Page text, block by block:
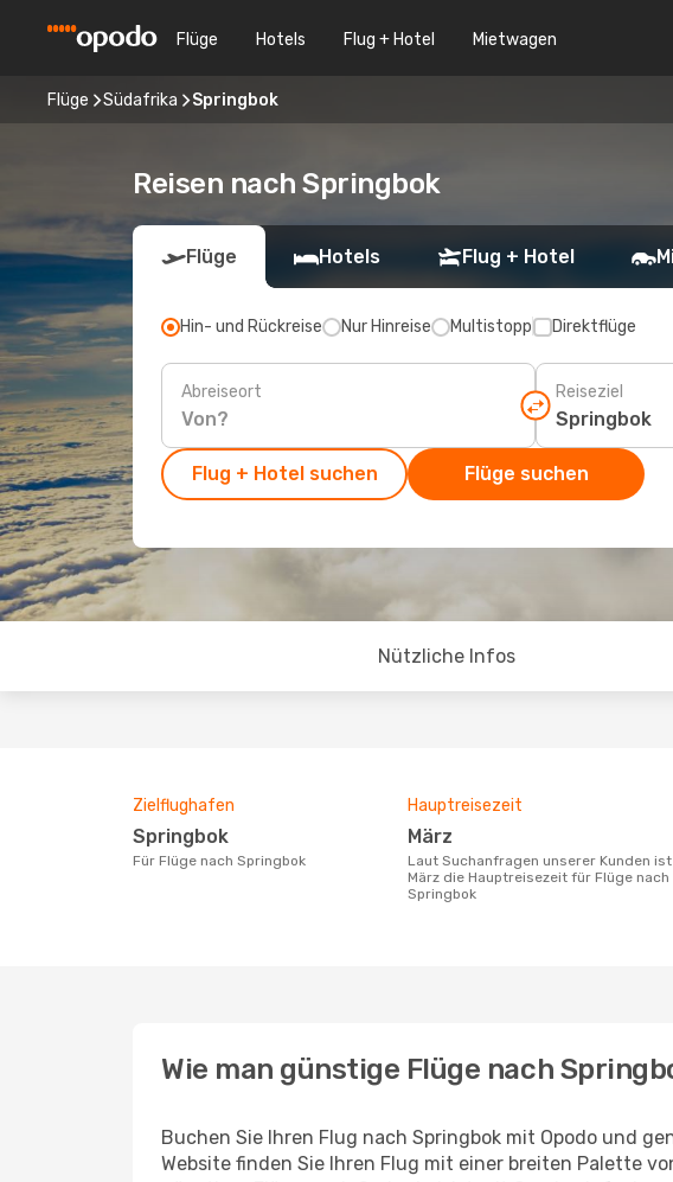
Flüge Hotels Flug + Hotel Mietwagen
Flüge Südafrika Springbok
Reisen nach Springbok
Flüge Hotels Flug + Hotel
Hin- und Rückreise Nur Hinreise Multistopp Direktflüge
Abreiseort Reiseziel
Flug + Hotel suchen Flüge suchen
Nützliche Infos
Zielflughafen
Springbok
Für Flüge nach Springbok
Hauptreisezeit
März
Laut Suchanfragen unserer Kunden ist
März die Hauptreisezeit für Flüge nach
Springbok
Wie man günstige Flüge nach
Buchen Sie Ihren Flug nach Springbok mit Opodo und
Website finden Sie Ihren Flug mit einer breiten Palette